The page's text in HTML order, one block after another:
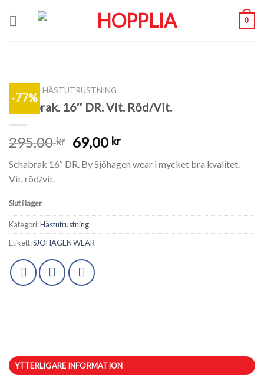
0
-77%
HÄSTUTRUSTNING
Schabrak. 16″ DR. Vit. Röd/Vit.
295,00kr 69,00 kr
Schabrak 16″ DR. By Sjöhagen wear i mycket bra kvalitet.
Vit. röd/vit.
Slut i lager
Kategori:Hästutrustning
Etikett:SJÖHAGEN WEAR
YTTERLIGARE INFORMATION